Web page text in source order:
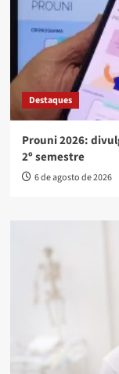
Destaques
Prouni 2026:
2º semestre
6 de agosto de 2026